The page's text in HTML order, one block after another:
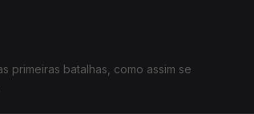
primeiras batalhas, como assim se